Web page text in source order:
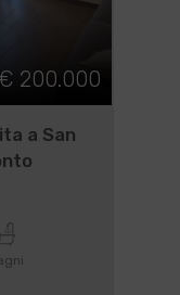
€ 200.000
a San